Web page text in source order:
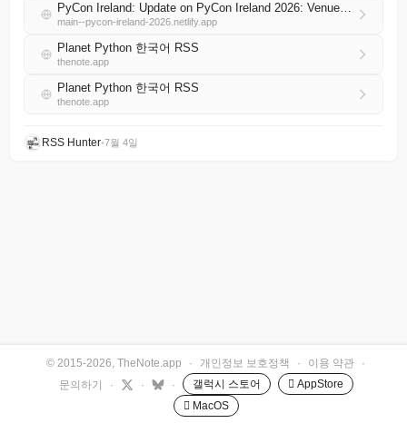
PyCon Ireland: Update on PyCon Ireland 2026: Venue Change and Extended CFP Deadline
main--pycon-ireland-2026.netlify.app
Planet Python 한국어 RSS
thenote.app
Planet Python 한국어 RSS
thenote.app
RSS Hunter•7월 4일
© 2015-2026, TheNote.app · 개인정보 보호정책 · 이용 약관
·
문의하기
· · · 갤럭시 스토어
 AppStore
 MacOS